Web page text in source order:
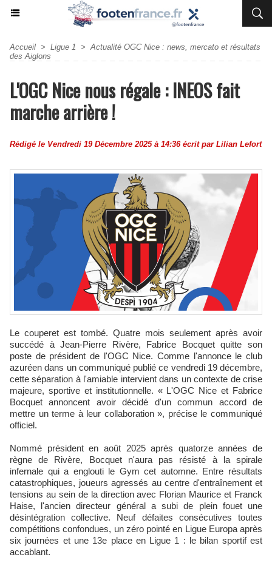
Accueil > Ligue 1 > Actualité OGC Nice : news, mercato et résultats
des Aiglons
L'OGC Nice nous régale : INEOS fait
marche arrière !
Rédigé le Vendredi 19 Décembre 2025 à 14:36 écrit par Lilian Lefort
Le couperet est tombé. Quatre mois seulement après avoir
succédé à Jean-Pierre Rivère, Fabrice Bocquet quitte son
poste de président de l'OGC Nice. Comme l'annonce le club
azuréen dans un communiqué publié ce vendredi 19 décembre,
cette séparation à l'amiable intervient dans un contexte de crise
majeure, sportive et institutionnelle. « L'OGC Nice et Fabrice
Bocquet annoncent avoir décidé d'un commun accord de
mettre un terme à leur collaboration », précise le communiqué
officiel.
Nommé président en août 2025 après quatorze années de
règne de Rivère, Bocquet n'aura pas résisté à la spirale
infernale qui a englouti le Gym cet automne. Entre résultats
catastrophiques, joueurs agressés au centre d'entraînement et
tensions au sein de la direction avec Florian Maurice et Franck
Haise, l'ancien directeur général a subi de plein fouet une
désintégration collective. Neuf défaites consécutives toutes
compétitions confondues, un zéro pointé en Ligue Europa après
six journées et une 13e place en Ligue 1 : le bilan sportif est
accablant.